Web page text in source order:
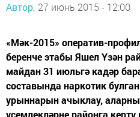
Автор, 27 июнь 2015 - 12:00
«Мәк-2015» оператив-
беренче этабы Яшел Үзән
майдан 31 июльгә кадәр
составында наркотик
урыннарын ачыклау,